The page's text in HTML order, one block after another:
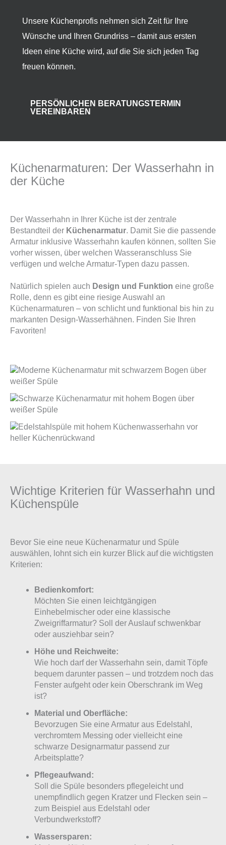
Unsere Küchenprofis nehmen sich Zeit für Ihre
Wünsche und Ihren Grundriss – damit aus ersten
Ideen eine Küche wird, auf die Sie sich jeden Tag
freuen können.
PERSÖNLICHEN BERATUNGSTERMIN
VEREINBAREN
Küchenarmaturen: Der Wasserhahn in
der Küche
Der Wasserhahn in Ihrer Küche ist der zentrale
Bestandteil der Küchenarmatur. Damit Sie die passende
Armatur inklusive Wasserhahn kaufen können, sollten Sie
vorher wissen, über welchen Wasseranschluss Sie
verfügen und welche Armatur-Typen dazu passen.
Natürlich spielen auch Design und Funktion eine große
Rolle, denn es gibt eine riesige Auswahl an
Küchenarmaturen – von schlicht und funktional bis hin zu
markanten Design-Wasserhähnen. Finden Sie Ihren
Favoriten!
Wichtige Kriterien für Wasserhahn und
Küchenspüle
Bevor Sie eine neue Küchenarmatur und Spüle
auswählen, lohnt sich ein kurzer Blick auf die wichtigsten
Kriterien:
Bedienkomfort:
Möchten Sie einen leichtgängigen
Einhebelmischer oder eine klassische
Zweigriffarmatur? Soll der Auslauf schwenkbar
oder ausziehbar sein?
Höhe und Reichweite:
Wie hoch darf der Wasserhahn sein, damit Töpfe
bequem darunter passen – und trotzdem noch das
Fenster aufgeht oder kein Oberschrank im Weg
ist?
Material und Oberfläche:
Bevorzugen Sie eine Armatur aus Edelstahl,
verchromtem Messing oder vielleicht eine
schwarze Designarmatur passend zur
Arbeitsplatte?
Pflegeaufwand:
Soll die Spüle besonders pflegeleicht und
unempfindlich gegen Kratzer und Flecken sein –
zum Beispiel aus Edelstahl oder
Verbundwerkstoff?
Wassersparen: